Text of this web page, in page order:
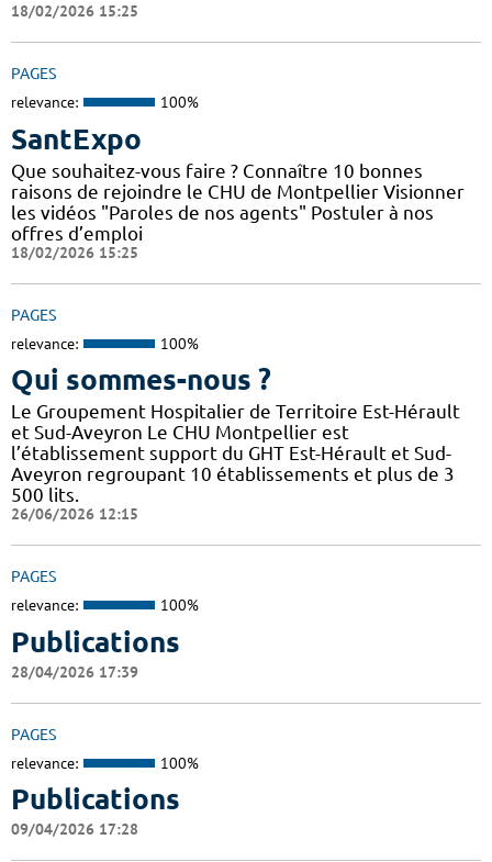
18/02/2026 15:25
PAGES
relevance: 100%
SantExpo
Que souhaitez-vous faire ? Connaître 10 bonnes
raisons de rejoindre le CHU de Montpellier Visionner
les vidéos "Paroles de nos agents" Postuler à nos
offres d’emploi
18/02/2026 15:25
PAGES
relevance: 100%
Qui sommes-nous ?
Le Groupement Hospitalier de Territoire Est-Hérault
et Sud-Aveyron Le CHU Montpellier est
l’établissement support du GHT Est-Hérault et Sud-
Aveyron regroupant 10 établissements et plus de 3
500 lits.
26/06/2026 12:15
PAGES
relevance: 100%
Publications
28/04/2026 17:39
PAGES
relevance: 100%
Publications
09/04/2026 17:28